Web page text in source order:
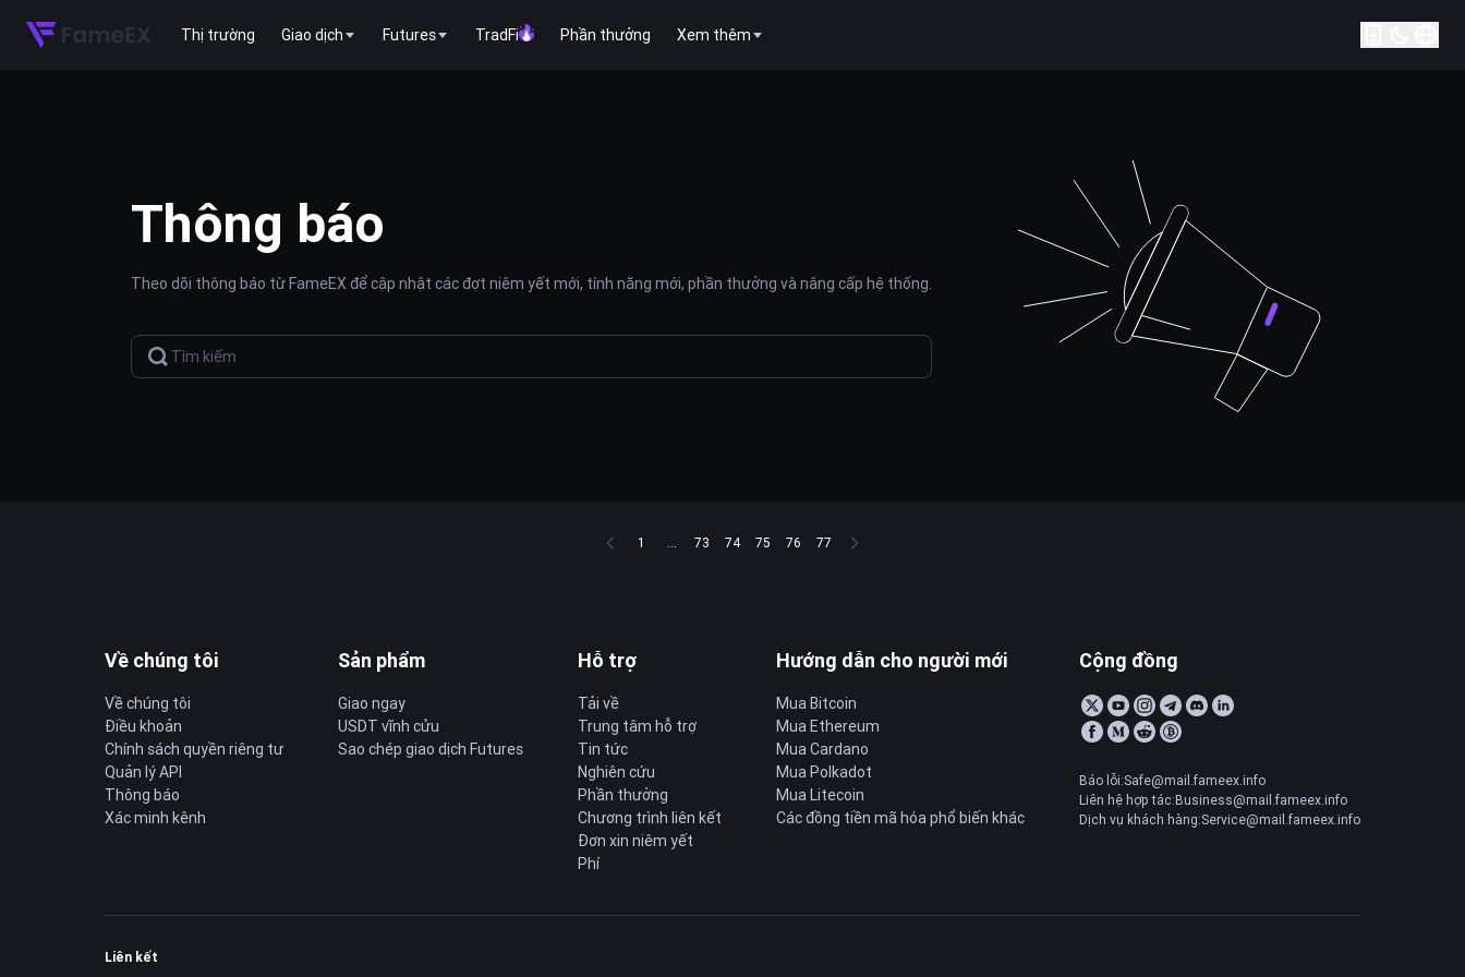
Thị trường Giao dịch Futures TradFi Phần thưởng Xem thêm
Thông báo
Theo dõi thông báo từ FameEX để cập nhật các đợt niêm yết mới, tính năng mới, phần thưởng và nâng cấp hệ thống.
1 ... 73 74 75 76 77
Về chúng tôi
Về chúng tôi
Điều khoản
Chính sách quyền riêng tư
Quản lý API
Thông báo
Xác minh kênh
Sản phẩm
Giao ngay
USDT vĩnh cửu
Sao chép giao dịch Futures
Hỗ trợ
Tải về
Trung tâm hỗ trợ
Tin tức
Nghiên cứu
Phần thưởng
Chương trình liên kết
Đơn xin niêm yết
Phí
Hướng dẫn cho người mới
Mua Bitcoin
Mua Ethereum
Mua Cardano
Mua Polkadot
Mua Litecoin
Các đồng tiền mã hóa phổ biến khác
Cộng đồng
Báo lỗi:Safe@mail.fameex.info
Liên hệ hợp tác:Business@mail.fameex.info
Dịch vụ khách hàng:Service@mail.fameex.info
Liên kết